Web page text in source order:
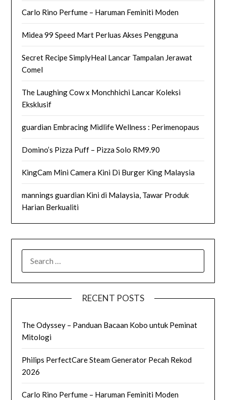
Carlo Rino Perfume – Haruman Feminiti Moden
Midea 99 Speed Mart Perluas Akses Pengguna
Secret Recipe SimplyHeal Lancar Tampalan Jerawat
Comel
The Laughing Cow x Monchhichi Lancar Koleksi
Eksklusif
guardian Embracing Midlife Wellness : Perimenopaus
Domino’s Pizza Puff – Pizza Solo RM9.90
KingCam Mini Camera Kini Di Burger King Malaysia
mannings guardian Kini di Malaysia, Tawar Produk
Harian Berkualiti
FOR:
RECENT POSTS
The Odyssey – Panduan Bacaan Kobo untuk Peminat
Mitologi
Philips PerfectCare Steam Generator Pecah Rekod
2026
Carlo Rino Perfume – Haruman Feminiti Moden